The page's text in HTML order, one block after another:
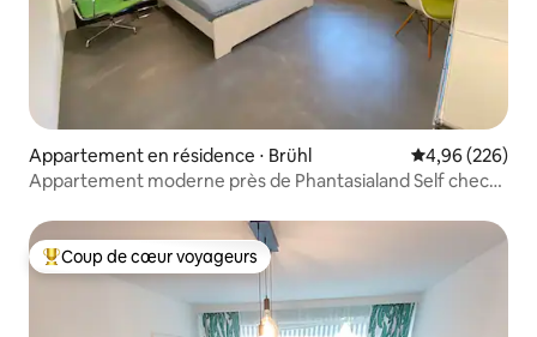
Appartement en résidence ⋅ Brühl Évaluation
4,96 (226)
Appartement moderne près de Phantasialand Self check-
Coups de cœur voyageurs les plus appréciés
Coup de cœur voyageurs